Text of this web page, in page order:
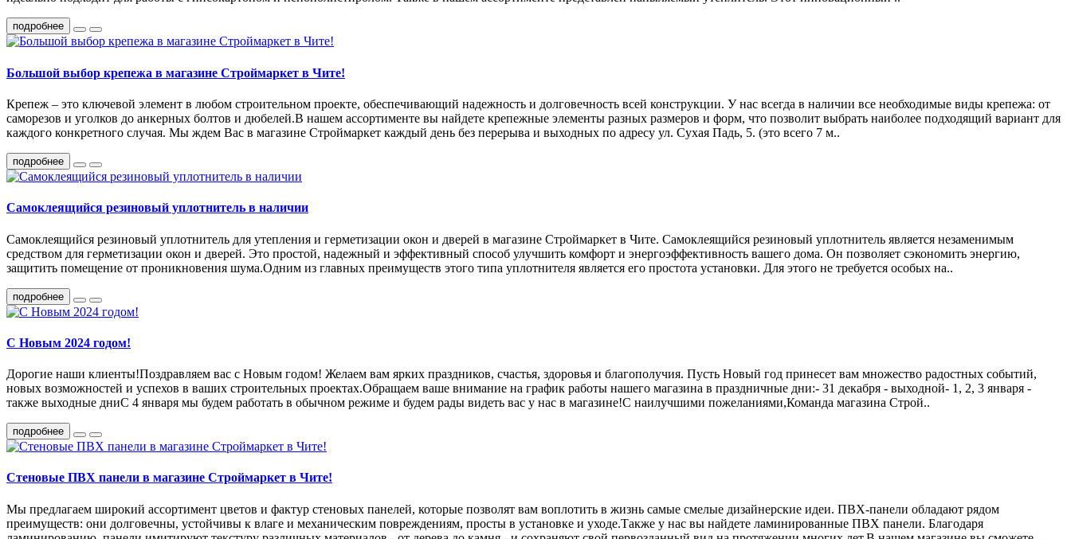
подробнее
Большой выбор крепежа в магазине Строймаркет в Чите!
Крепеж – это ключевой элемент в любом строительном проекте, обеспечивающий надежность и долговечность всей конструкции. У нас всегда в наличии все необходимые виды крепежа: от
саморезов и уголков до анкерных болтов и дюбелей.В нашем ассортименте вы найдете крепежные элементы разных размеров и форм, что позволит выбрать наиболее подходящий вариант для
каждого конкретного случая. Мы ждем Вас в магазине Строймаркет каждый день без перерыва и выходных по адресу ул. Сухая Падь, 5. (это всего 7 м..
подробнее
Самоклеящийся резиновый уплотнитель в наличии
Самоклеящийся резиновый уплотнитель для утепления и герметизации окон и дверей в магазине Строймаркет в Чите. Самоклеящийся резиновый уплотнитель является незаменимым
средством для герметизации окон и дверей. Это простой, надежный и эффективный способ улучшить комфорт и энергоэффективность вашего дома. Он позволяет сэкономить энергию,
защитить помещение от проникновения шума.Одним из главных преимуществ этого типа уплотнителя является его простота установки. Для этого не требуется особых на..
подробнее
С Новым 2024 годом!
Дорогие наши клиенты!Поздравляем вас с Новым годом! Желаем вам ярких праздников, счастья, здоровья и благополучия. Пусть Новый год принесет вам множество радостных событий,
новых возможностей и успехов в ваших строительных проектах.Обращаем ваше внимание на график работы нашего магазина в праздничные дни:- 31 декабря - выходной- 1, 2, 3 января -
также выходные дниС 4 января мы будем работать в обычном режиме и будем рады видеть вас у нас в магазине!С наилучшими пожеланиями,Команда магазина Строй..
подробнее
Стеновые ПВХ панели в магазине Строймаркет в Чите!
Мы предлагаем широкий ассортимент цветов и фактур стеновых панелей, которые позволят вам воплотить в жизнь самые смелые дизайнерские идеи. ПВХ-панели обладают рядом
преимуществ: они долговечны, устойчивы к влаге и механическим повреждениям, просты в установке и уходе.Также у нас вы найдете ламинированные ПВХ панели. Благодаря